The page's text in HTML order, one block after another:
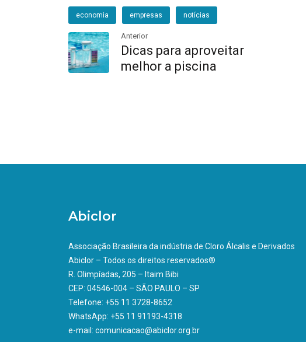
economia empresas notícias
Anterior
Dicas para aproveitar
melhor a piscina
Abiclor
Associação Brasileira da indústria de Cloro Álcalis e Derivados
Abiclor – Todos os direitos reservados®
R. Olimpíadas, 205 – Itaim Bibi
CEP: 04546-004 – SÃO PAULO – SP
Telefone: +55 11 3728-8652
WhatsApp: +55 11 91193-4318
e-mail: comunicacao@abiclor.org.br